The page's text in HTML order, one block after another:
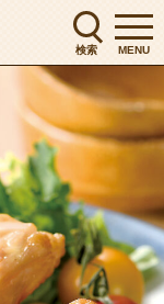
検索 MENU